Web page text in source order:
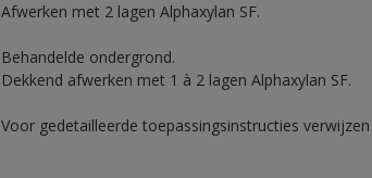
Afwerken met 2 lagen Alphaxylan SF.
Behandelde ondergrond.
Dekkend afwerken met 1 à 2 lagen Alphaxylan SF.
Voor gedetailleerde toepassingsinstructies